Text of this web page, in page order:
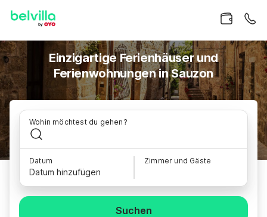
Einzigartige Ferienhäuser und
Ferienwohnungen in Sauzon
Wohin möchtest du gehen?
Datum
Datum hinzufügen
Zimmer und Gäste
Suchen